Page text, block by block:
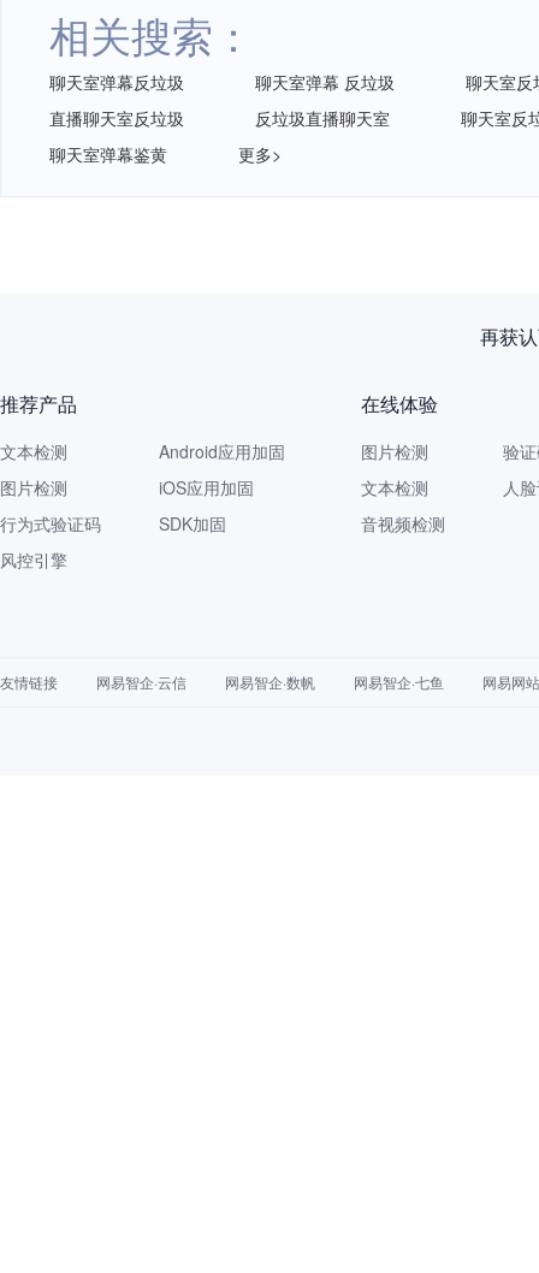
相关搜索：
聊天室弹幕反垃圾 聊天室弹幕 反垃圾
聊天室反
直播聊天室反垃圾
反垃圾直播聊天室
聊天室反
聊天室弹幕鉴黄
更多>
再获
推荐产品
文本检测
图片检测
行为式验证码
风控引擎
Android应用加固
iOS应用加固
SDK加固
在线体验
图片检测
文本检测
音视频检测
验
人
友情链接 网易智企·云信 网易智企·数帆 网易智企·七鱼 网易网